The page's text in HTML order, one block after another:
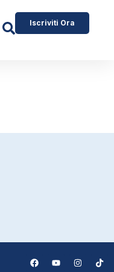
Iscriviti Ora